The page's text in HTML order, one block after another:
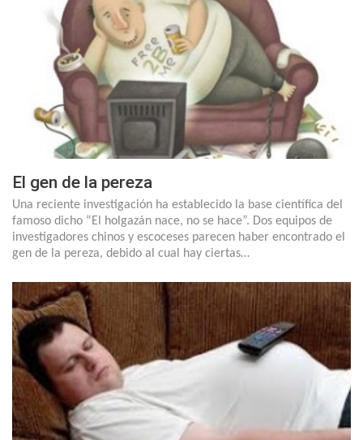
El gen de la pereza
Una reciente investigación ha establecido la base científica del
famoso dicho “El holgazán nace, no se hace”. Dos equipos de
investigadores chinos y escoceses parecen haber encontrado el
gen de la pereza, debido al cual hay ciertas…